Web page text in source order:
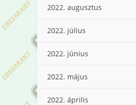
2022. augusztus
2022. július
2022. június
2022. május
2022. április